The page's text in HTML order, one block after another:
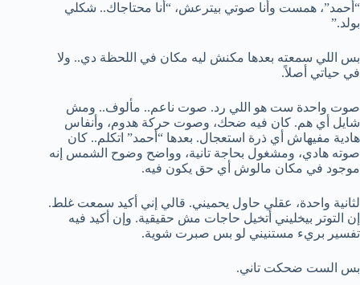
“أحمد”، همست وأنا صوتي بيترعش، “أنا محتاجاك.. شكلي
بولد.”
بس اللي سمعته بعدها مكنش ليه مكان في اللحظة دي.. ولا
في حياتي أصلاً.
صوت واحدة ست هو اللي رد. صوت ناعم.. مألوف.. ومش
شايل أي هم. كان فيه ضحك، وصوت حركة هدوم، وأنفاس
هادية مفيهاش أي ذرة استعجال. بعدها “أحمد” اتكلم.. كان
صوته هادي، ومشغول بحاجة تانية، وواضح وضوح الشمس إنه
موجود في مكان مالوش أي حق يكون فيه.
لثانية واحدة، عقلي حاول يحميني. قالي إني أكيد سمعت غلط.
إن التوتر بيخليني أتخيل حاجات مش حقيقية. وإن أكيد فيه
تفسير بريء مستنيني لو بس صبرت شوية.
بس الست ضحكت تاني.